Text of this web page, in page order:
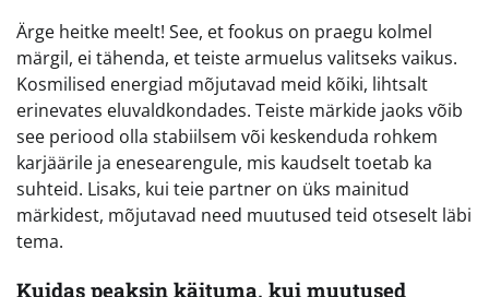
Ärge heitke meelt! See, et fookus on praegu kolmel
märgil, ei tähenda, et teiste armuelus valitseks vaikus.
Kosmilised energiad mõjutavad meid kõiki, lihtsalt
erinevates eluvaldkondades. Teiste märkide jaoks võib
see periood olla stabiilsem või keskenduda rohkem
karjäärile ja enesearengule, mis kaudselt toetab ka
suhteid. Lisaks, kui teie partner on üks mainitud
märkidest, mõjutavad need muutused teid otseselt läbi
tema.
Kuidas peaksin käituma, kui muutused